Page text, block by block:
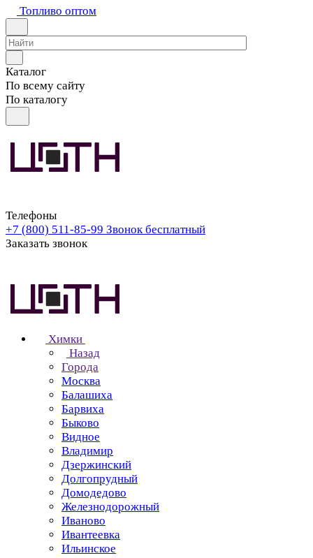
Топливо оптом
Каталог
По всему сайту
По каталогу
Телефоны
+7 (800) 511-85-99 Звонок бесплатный
Заказать звонок
Химки
Назад
Города
Москва
Балашиха
Барвиха
Быково
Видное
Владимир
Дзержинский
Долгопрудный
Домодедово
Железнодорожный
Иваново
Ивантеевка
Ильинское